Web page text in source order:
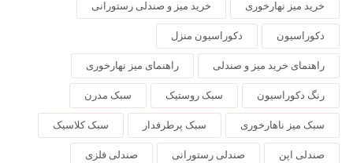
خرید میز نهارخوری خرید میز و صندلی رستورانی
دکوراسیون دکوراسیون منزل
راهنمای خرید میز و صندلی راهنمای میز نهارخوری
رنگ دکوراسیون سبک روستیک سبک مدرن
سبک میز ناهارخوری سبک پرطرفدار سبک کلاسیک
صندلی اپن صندلی رستورانی صندلی فلزی